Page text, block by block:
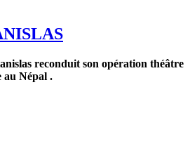
reconduit son opération théâtre
au Népal .